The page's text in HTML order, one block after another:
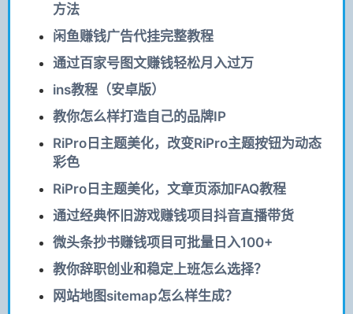
方法
闲鱼赚钱广告代挂完整教程
通过百家号图文赚钱轻松月入过万
ins教程（安卓版）
教你怎么样打造自己的品牌IP
RiPro日主题美化，改变RiPro主题按钮为动态
彩色
RiPro日主题美化，文章页添加FAQ教程
通过经典怀旧游戏赚钱项目抖音直播带货
微头条抄书赚钱项目可批量日入100+
教你辞职创业和稳定上班怎么选择？
网站地图sitemap怎么样生成？